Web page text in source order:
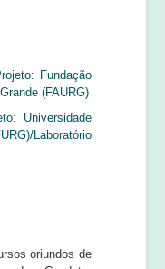
Fundação
(FAURG)
Universidade
Laboratório
oriundos de